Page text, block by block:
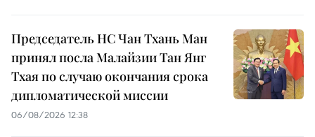
Председатель НС Чан Тхань Ман
принял посла Малайзии Тан Янг
Тхая по случаю окончания срока
дипломатической миссии
06/08/2026 12:38